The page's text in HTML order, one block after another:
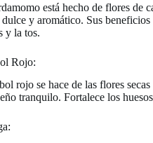
está hecho de flores de
dulce y aromático. Sus
y la tos.
Rojo:
rojo se hace de las flores
tranquilo. Fortalece los